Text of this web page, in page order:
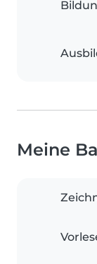
Meine